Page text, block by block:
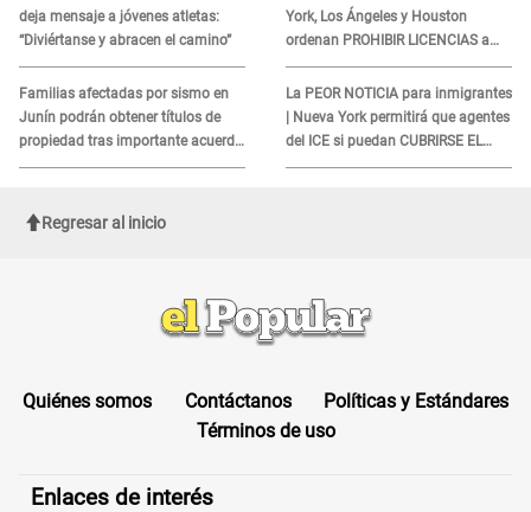
deja mensaje a jóvenes atletas:
“Diviértanse y abracen el camino”
Familias afectadas por sismo en
Junín podrán obtener títulos de
propiedad tras importante acuerdo
de Cofopri
York, Los Ángeles y Houston
ordenan PROHIBIR LICENCIAS a
quienes no presenten ESTE
DOCUMENTO
La PEOR NOTICIA para inmigrantes
| Nueva York permitirá que agentes
del ICE si puedan CUBRIRSE EL
ROSTRO
Regresar al inicio
Quiénes somos Contáctanos
Políticas y Estándares
Términos de uso
Enlaces de interés